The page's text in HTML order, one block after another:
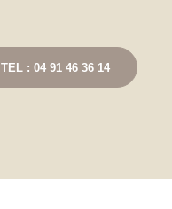
TEL : 04 91 46 36 14